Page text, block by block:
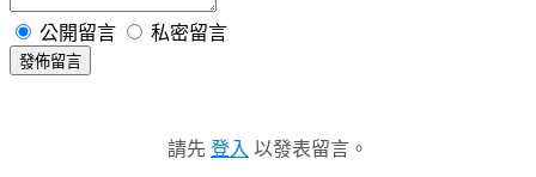
公開留言 私密留言
發佈留言
請先 登入 以發表留言。